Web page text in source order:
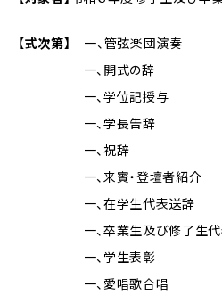
【式次第】
一、管弦楽団演奏
一、開式の辞
一、学位記授与
一、学長告辞
一、祝辞
一、来賓・登壇者紹介
一、在学生代表送辞
一、卒業生及び修了生代
一、学生表彰
一、愛唱歌合唱